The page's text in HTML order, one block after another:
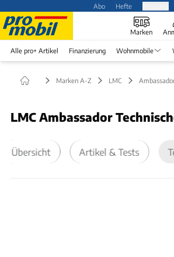
Abo Hefte
Marken
Alle pro+ Artikel Finanzierung Wohnmobile
Marken A-Z LMC
LMC Ambassador
Übersicht Artikel & Tests